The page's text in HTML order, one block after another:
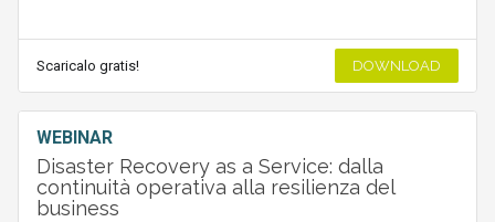
Scaricalo gratis! DOWNLOAD
WEBINAR
Disaster Recovery as a Service: dalla
continuità operativa alla resilienza del
business